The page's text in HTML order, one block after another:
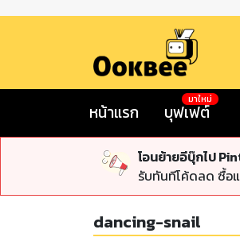
หน้าแรก บุฟเฟต์
มาใหม่
โอนย้ายอีบุ๊กไป
รับทันทีโค้ดลด ซื้อ
dancing-snail